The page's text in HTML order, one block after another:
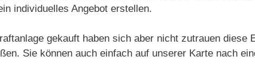
individuelles Angebot erstellen.
gekauft haben sich aber nicht zutrauen diese
Sie können auch einfach auf unserer Karte nach